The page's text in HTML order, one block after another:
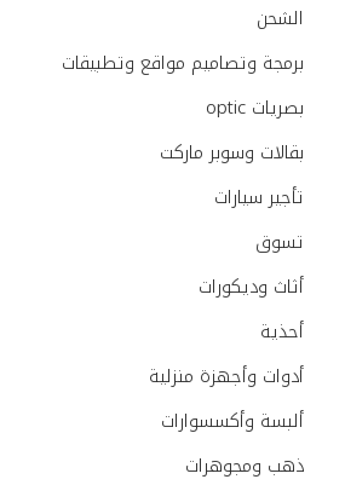
الشحن
برمجة وتصاميم مواقع وتطبيقات
بصريات optic
بقالات وسوبر ماركت
تأجير سيارات
تسوق
أثاث وديكورات
أحذية
أدوات وأجهزة منزلية
ألبسة وأكسسوارات
ذهب ومجوهرات